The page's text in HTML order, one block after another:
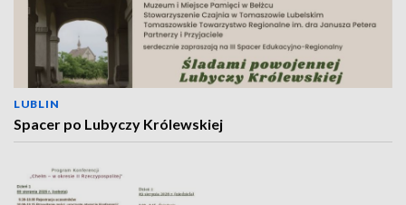
LUBLIN
Spacer po Lubyczy Królewskiej